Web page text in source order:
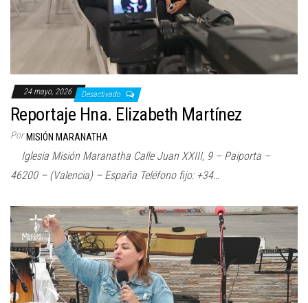
24 mayo, 2026 Desactivado
Reportaje Hna. Elizabeth Martínez
Por MISIÓN MARANATHA
Iglesia Misión Maranatha Calle Juan XXIII, 9 – Paiporta –
46200 – (Valencia) – España Teléfono fijo: +34…